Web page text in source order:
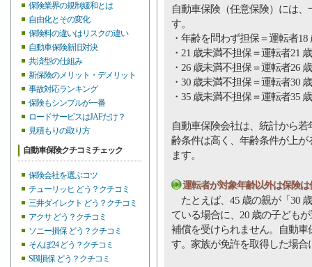
保険業界の規制緩和とは
自由化とその変化
保険料の違いはリスクの違い
自動車保険新旧対決
共済型の仕組み
新保険のメリット・デメリット
事故対応ランキング
保険もシンプルが一番
ロードサービスはJAFだけ？
見積もりの取り方
自動車保険クチコミチェック
保険会社を選ぶコツ
チューリッヒ どう？クチコミ
三井ダイレクト どう？クチコミ
アクサ どう？クチコミ
ソニー損保 どう？クチコミ
そんぽ24 どう？クチコミ
SBI損保 どう？クチコミ
自動車保険（任意保険）には
す。
・年齢を問わず担保＝運転者
・21 歳未満不担保＝運転者21
・26 歳未満不担保＝運転者26
・30 歳未満不担保＝運転者30
・35 歳未満不担保＝運転者35
自動車保険会社は、統計から
齢条件は高く、年齢条件が上
ます。
運転者が対象年齢以外は保険は
たとえば、45 歳の親が「30
ている場合に、20 歳の子ども
補償を受けられません。自動
す。家族が免許を取得した場